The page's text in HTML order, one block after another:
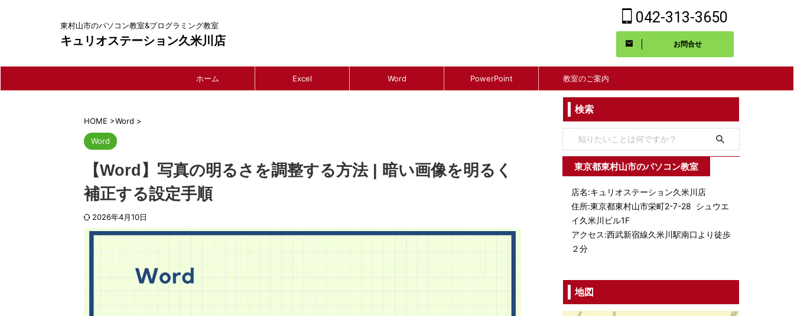
東村山市のパソコン教室&プログラミング教室
キュリオステーション久米川店
042-313-3650
お問合せ
ホーム Excel Word PowerPoint 教室のご案内
HOME >Word >
Word
【Word】写真の明るさを調整する方法 | 暗い画像を明るく
補正する設定手順
2026年4月10日
検索
東京都東村山市のパソコン教室
店名:キュリオステーション久米川店
住所:東京都東村山市栄町2-7-28 シュウエ
イ久米川ビル1F
アクセス:西武新宿線久米川駅南口より徒歩
２分
地図